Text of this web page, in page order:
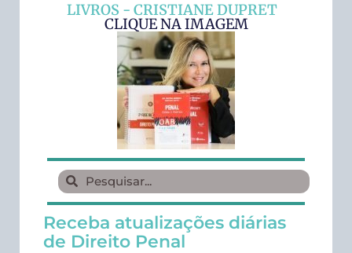
LIVROS - CRISTIANE DUPRET
CLIQUE NA IMAGEM
Receba atualizações diárias
de Direito Penal